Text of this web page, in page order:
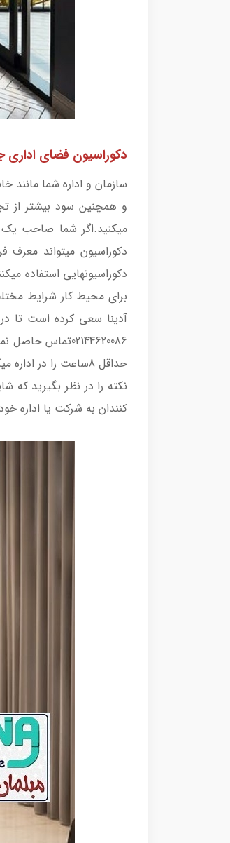
دکوراسیون فضای
سازمان و اداره شما
و همچنین سود بیشتر از
میکنید.اگر شما صاحب
دکوراسیون میتواند
دکوراسیونهایی استفاده
برای محیط کار شرایط
آدینا سعی کرده است تا در
02144620086تماس حاصل نمایید . یا به سایت
حداقل 8ساعت را در
نکته را در نظر بگیرید که
کنندان به شرکت یا اداره